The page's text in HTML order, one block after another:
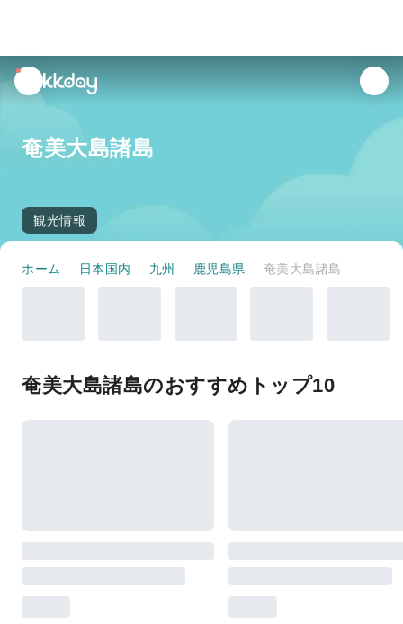
unread
notifications
奄美大島諸島
観光情報
ホーム 日本国内 九州 鹿児島県 奄美大島諸島
奄美大島諸島のおすすめトップ10